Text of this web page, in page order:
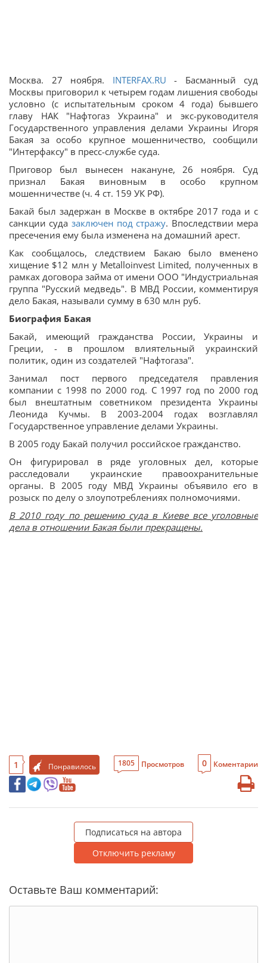
Москва. 27 ноября. INTERFAX.RU - Басманный суд
Москвы приговорил к четырем годам лишения свободы
условно (с испытательным сроком 4 года) бывшего
главу НАК "Нафтогаз Украина" и экс-руководителя
Государственного управления делами Украины Игоря
Бакая за особо крупное мошенничество, сообщили
"Интерфаксу" в пресс-службе суда.
Приговор был вынесен накануне, 26 ноября. Суд
признал Бакая виновным в особо крупном
мошенничестве (ч. 4 ст. 159 УК РФ).
Бакай был задержан в Москве в октябре 2017 года и с
санкции суда заключен под стражу. Впоследствии мера
пресечения ему была изменена на домашний арест.
Как сообщалось, следствием Бакаю было вменено
хищение $12 млн у Metalloinvest Limited, полученных в
рамках договора займа от имени ООО "Индустриальная
группа "Русский медведь". В МВД России, комментируя
дело Бакая, называли сумму в 630 млн руб.
Биография Бакая
Бакай, имеющий гражданства России, Украины и
Греции, - в прошлом влиятельный украинский
политик, один из создателей "Нафтогаза".
Занимал пост первого председателя правления
компании с 1998 по 2000 год. С 1997 год по 2000 год
был внештатным советником президента Украины
Леонида Кучмы. В 2003-2004 годах возглавлял
Государственное управление делами Украины.
В 2005 году Бакай получил российское гражданство.
Он фигурировал в ряде уголовных дел, которые
расследовали украинские правоохранительные
органы. В 2005 году МВД Украины объявило его в
розыск по делу о злоупотреблениях полномочиями.
В 2010 году по решению суда в Киеве все уголовные
дела в отношении Бакая были прекращены.
1 Понравилось 1805 Просмотров 0 Коментарии
Подписаться на автора
Отключить рекламу
Оставьте Ваш комментарий: